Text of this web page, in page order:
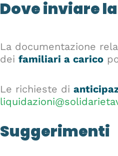
Dove inviare
La documentazione
dei familiari a carico
Le richieste di
Suggerimenti